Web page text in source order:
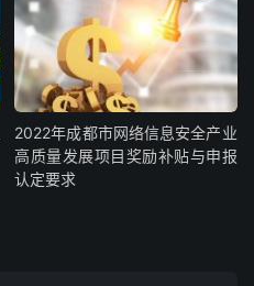
2022年成都市网络信息安全产业
高质量发展项目奖励补贴与申报
认定要求